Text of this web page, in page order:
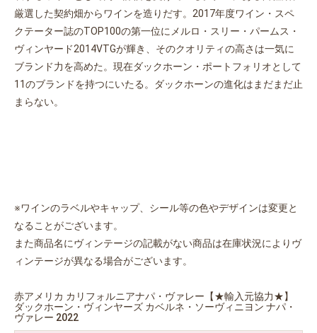
お買い物を続ける カートへ進む
厳選した契約畑からワインを造りだす。2017年度ワイン・スペ
クテーター誌のTOP100の第一位にメルロ・スリー・パームス・
ヴィンヤード2014VTGが輝き、そのクオリティの高さは一気に
ブランド力を高めた。現在ダックホーン・ポートフォリオとして
11のブランドを持つにいたる。ダックホーンの進化はまだまだ止
まらない。
※ワインのラベルやキャップ、シール等の色やデザインは変更と
なることがございます。
また商品名にヴィンテージの記載がない商品は在庫状況によりヴ
ィンテージが異なる場合がございます。
赤アメリカ カリフォルニアナパ・ヴァレー【★輸入元協力★】
ダックホーン・ヴィンヤーズ カベルネ・ソーヴィニヨン ナパ・
ヴァレー 2022